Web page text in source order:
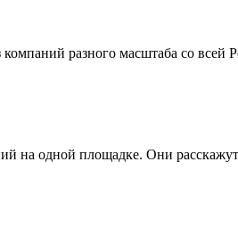
разного масштаба со всей
на одной площадке. Они